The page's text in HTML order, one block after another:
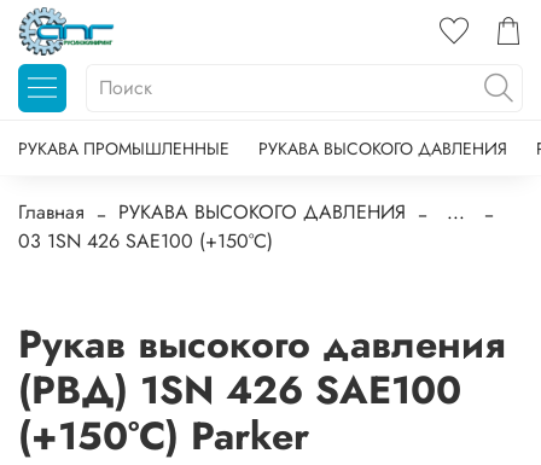
РУКАВА ПРОМЫШЛЕННЫЕ РУКАВА ВЫСОКОГО ДАВЛЕНИЯ
Главная РУКАВА ВЫСОКОГО ДАВЛЕНИЯ
...
03 1SN 426 SAE100 (+150°C)
Рукав высокого давления
(РВД) 1SN 426 SAE100
(+150°C) Parker